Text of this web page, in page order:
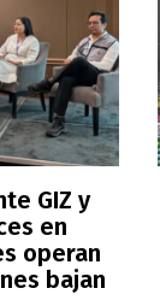
GIZ y
en
operan
bajan